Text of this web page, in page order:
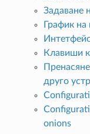
Задаване
График
Клавиши
друго
onions